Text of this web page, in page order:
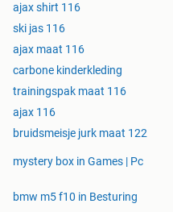
ajax shirt 116
ski jas 116
ajax maat 116
carbone kinderkleding
trainingspak maat 116
ajax 116
bruidsmeisje jurk maat 122
mystery box in Games | Pc
bmw m5 f10 in Besturing